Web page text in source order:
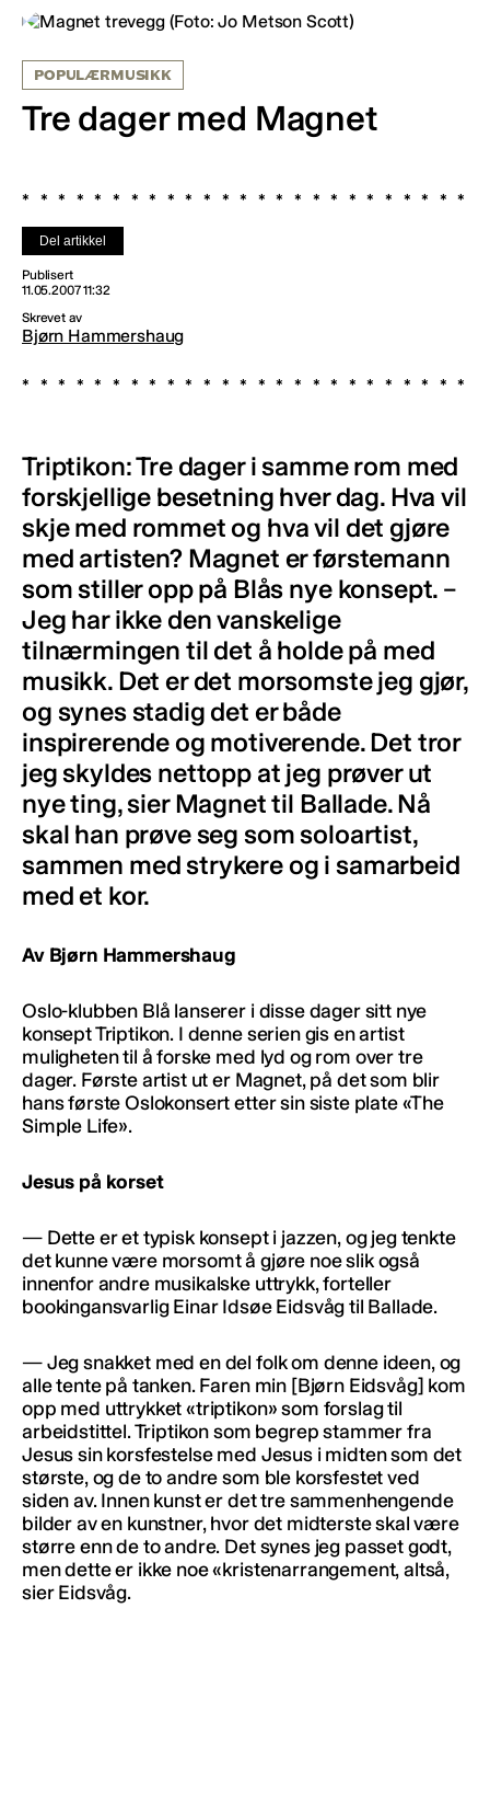
POPULÆRMUSIKK
Tre dager med Magnet
Del artikkel
Publisert
11.05.2007 11:32
Skrevet av
Bjørn Hammershaug
Triptikon: Tre dager i samme rom med
forskjellige besetning hver dag. Hva vil
skje med rommet og hva vil det gjøre
med artisten? Magnet er førstemann
som stiller opp på Blås nye konsept. –
Jeg har ikke den vanskelige
tilnærmingen til det å holde på med
musikk. Det er det morsomste jeg gjør,
og synes stadig det er både
inspirerende og motiverende. Det tror
jeg skyldes nettopp at jeg prøver ut
nye ting, sier Magnet til Ballade. Nå
skal han prøve seg som soloartist,
sammen med strykere og i samarbeid
med et kor.
Av Bjørn Hammershaug
Oslo-klubben Blå lanserer i disse dager sitt nye
konsept Triptikon. I denne serien gis en artist
muligheten til å forske med lyd og rom over tre
dager. Første artist ut er Magnet, på det som blir
hans første Oslokonsert etter sin siste plate «The
Simple Life».
Jesus på korset
— Dette er et typisk konsept i jazzen, og jeg tenkte
det kunne være morsomt å gjøre noe slik også
innenfor andre musikalske uttrykk, forteller
bookingansvarlig Einar Idsøe Eidsvåg til Ballade.
— Jeg snakket med en del folk om denne ideen, og
alle tente på tanken. Faren min [Bjørn Eidsvåg] kom
opp med uttrykket «triptikon» som forslag til
arbeidstittel. Triptikon som begrep stammer fra
Jesus sin korsfestelse med Jesus i midten som det
største, og de to andre som ble korsfestet ved
siden av. Innen kunst er det tre sammenhengende
bilder av en kunstner, hvor det midterste skal være
større enn de to andre. Det synes jeg passet godt,
men dette er ikke noe «kristenarrangement, altså,
sier Eidsvåg.